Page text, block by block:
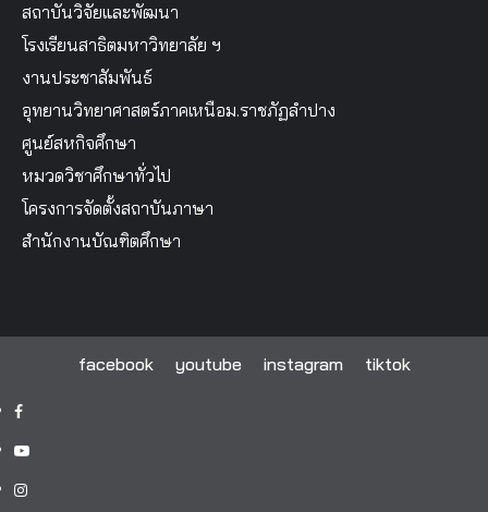
สถาบันวิจัยและพัฒนา
โรงเรียนสาธิตมหาวิทยาลัย ฯ
งานประชาสัมพันธ์
อุทยานวิทยาศาสตร์ภาคเหนือม.ราชภัฏลำปาง
ศูนย์สหกิจศึกษา
หมวดวิชาศึกษาทั่วไป
โครงการจัดตั้งสถาบันภาษา
สำนักงานบัณฑิตศึกษา
facebook youtube instagram tiktok
facebook
youtube
instagram